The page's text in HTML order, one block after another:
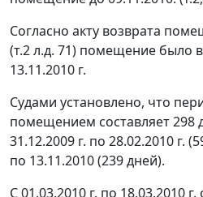
Согласно акту возврата
(т.2 л.д. 71) помещение было
13.11.2010 г.
Судами установлено, что
помещением составляет 298
31.12.2009 г. по 28.02.2010 г.
по 13.11.2010 (239 дней).
С 01.03.2010 г. по 18.03.2010